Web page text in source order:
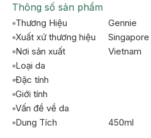
Thông số sản phẩm
Thương Hiệu
Gennie
Xuất xứ thương hiệu
Singapore
Nơi sản xuất
Vietnam
Loại da
Đặc tính
Giới tính
Vấn đề về da
Dung Tích
450ml